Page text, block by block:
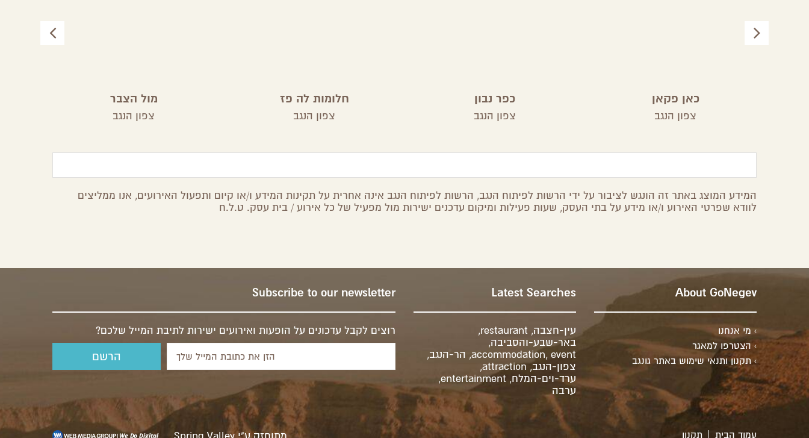
כאן פקאן
צפון הנגב
כפר נבון
צפון הנגב
חלומות לה פז
צפון הנגב
מול הצבר
צפון הנגב
המידע המוצג באתר זה הונגש לציבור על ידי הרשות לפיתוח הנגב, הרשות לפיתוח הנגב אינה אחרית על תקינות המידע ו/או קיום ותפעול האירועים, אנו ממליצים
לוודא שפרטי האירוע ו/או מידע על בתי העסק, שעות פעילות ומיקום עדכנים ישירות מול מפעיל של כל אירוע / בית עסק. ט.ל.ח
About GoNegev
מי אנחנו
הצטרפו למאגר
תקנון ותנאי שימוש באתר גונגב
Latest Searches
עין-חצבה,
restaurant
,
באר-שבע-והסביבה,
accommodation, event
, הר-הנגב,
צפון-הנגב,
attraction
,
ערד-וים-המלח,
entertainment
,
ערבה
Subscribe to our newsletter
רוצים לקבל עדכונים על הופעות ואירועים ישירות לתיבת המייל שלכם?
עמוד הבית תקנון